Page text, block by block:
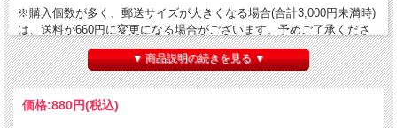
※購入個数が多く、郵送サイズが大きくなる場合(合計3,000円未満時)
は、送料が660円に変更になる場合がございます。予めご了承くださ
い。
▼ 商品説明の続きを見る ▼
価格:880円(税込)